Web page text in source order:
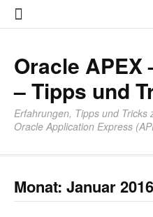
Zum
Inhalt
Oracle APEX
– Tipps und
Erfahrungen, Tipps und Tricks
Oracle Application Express
Monat: Januar 2016